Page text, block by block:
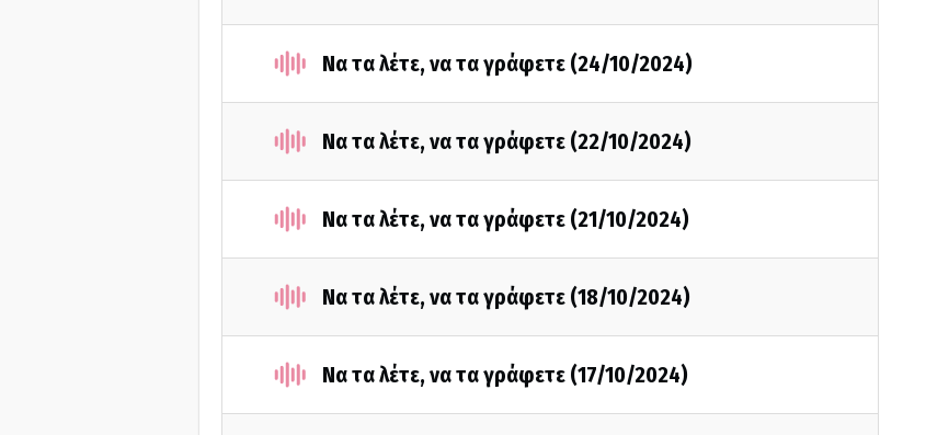
Να τα λέτε, να τα γράφετε (24/10/2024)
Να τα λέτε, να τα γράφετε (22/10/2024)
Να τα λέτε, να τα γράφετε (21/10/2024)
Να τα λέτε, να τα γράφετε (18/10/2024)
Να τα λέτε, να τα γράφετε (17/10/2024)